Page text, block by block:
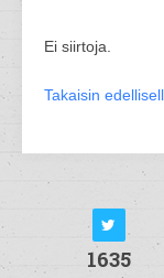
Ei siirtoja.
Takaisin
1635